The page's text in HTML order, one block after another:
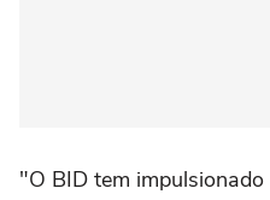
"O BID tem